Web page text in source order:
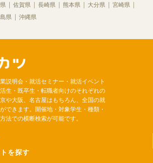
佐賀県 長崎県 熊本県 大分県
宮崎県
県
沖縄県
説明会・就活セミナー・就活イベント
生・既卒生・転職者向けのそれぞれの
や大阪、名古屋はもちろん、全国の就
できます。開催地・対象学生・種類・
法での横断検索が可能です。
を探す